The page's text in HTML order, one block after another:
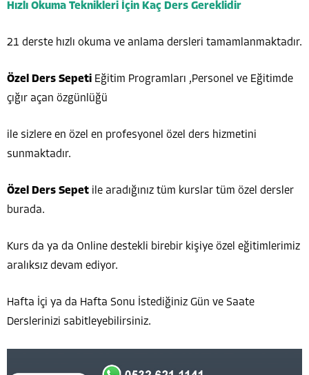
Hızlı Okuma Teknikleri İçin Kaç Ders Gereklidir
21 derste hızlı okuma ve anlama dersleri tamamlanmaktadır.
Özel Ders Sepeti Eğitim Programları ,Personel ve Eğitimde
çığır açan özgünlüğü
ile sizlere en özel en profesyonel özel ders hizmetini
sunmaktadır.
Özel Ders Sepet ile aradığınız tüm kurslar tüm özel dersler
burada.
Kurs da ya da Online destekli birebir kişiye özel eğitimlerimiz
aralıksız devam ediyor.
Hafta İçi ya da Hafta Sonu İstediğiniz Gün ve Saate
Derslerinizi sabitleyebilirsiniz.